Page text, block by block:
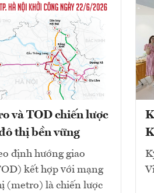
và TOD chiến lược
thị bền vững
định hướng giao
kết hợp với mạng
(metro) là chiến lược